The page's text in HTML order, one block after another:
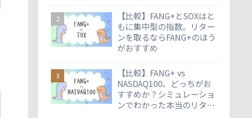
【比較】FANG+とSOXはと
もに集中型の指数。リター
ンを取るならFANG+のほう
がおすすめ
【比較】FANG+ vs
NASDAQ100、どっちがお
すすめか？シミュレーショ
ンでわかった本当のリター